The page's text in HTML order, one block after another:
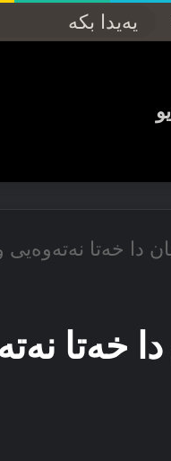
دا خه‌تا
خه‌تا